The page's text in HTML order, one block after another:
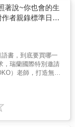
器，一次解鎖所有
對合格！ &
漂亮的東京腔！ 誰
？每篇只需10分
精彩音檔，趁您通
金時間隨手播放。
深植您的腦海，讓
！ 為忙碌的
頁一單元，一次只
任何時間都能學
衝刺，這本書都是
您通過日檢的得分
勇攀學習高峰！絕
非題、選擇題、填
理解」、「ポイン
「即時応答」等，
似的題型。 可以
作１課的總結使
使需要進行意見反
左右完成。若當作
30～45分鐘。如果
法充分掌握聽力技
單複習教科書中的
智慧行動裝置
透過有聲書平台
」的內容是社會參
換意見、討論事情
標示「能夠完成的
標「能夠完成的事
（歐洲語言共同參
Ｆ日語教育標準之Ａ
型之練習。情境會
公司上班的人與他
A1∕A2、 JLPT
字 漢字數：約400
老師帶你用簡單
！ & ．本書從一踏
境、交通、住宿等
門別類地列出，讓
無阻！ & ．本書精
大類50種場景，模擬
挑出一定要會的簡
」，在旅行中就算
問題！就算不是日
擔心！情境對話和
算對50音還不熟，
鬆比旅途中需要用
下皆補充了20個相關
著說~你也會的生
者親錄標準日語
書，到底要買哪一
，瑞蘭國際特別邀請
）老師，打造無壓
生活、最實用的日
最好學、最好用的
說～你也會的生活